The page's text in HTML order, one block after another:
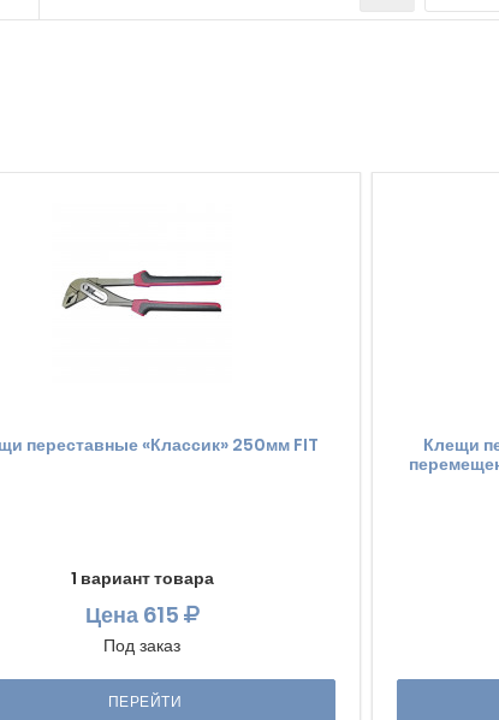
переставные «Классик» 250мм FIT
1 вариант товара
Цена615
Под заказ
ПЕРЕЙТИ
Клещи